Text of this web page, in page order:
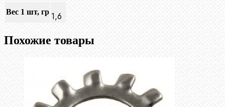
Вес 1 шт, гр 1,6
Похожие товары